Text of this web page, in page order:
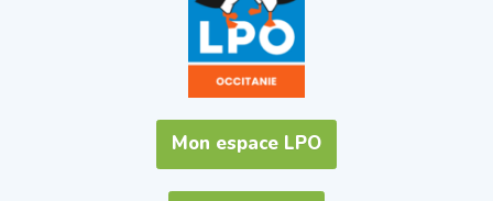
Mon espace LPO